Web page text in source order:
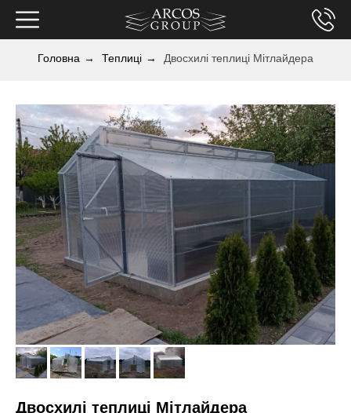
Головна → Теплиці → Двосхилі теплиці Мітлайдера
Двосхилі теплиці Мітлайдера